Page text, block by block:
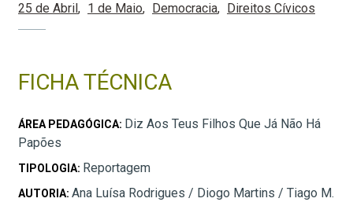
25 de Abril 1 de Maio Democracia Direitos Cívicos
FICHA TÉCNICA
ÁREA PEDAGÓGICA: Diz Aos Teus Filhos Que Já Não Há
Papões
TIPOLOGIA: Reportagem
AUTORIA: Ana Luísa Rodrigues / Diogo Martins / Tiago M.